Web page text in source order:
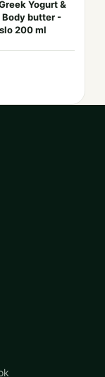
Yogurt &
butter -
200 ml